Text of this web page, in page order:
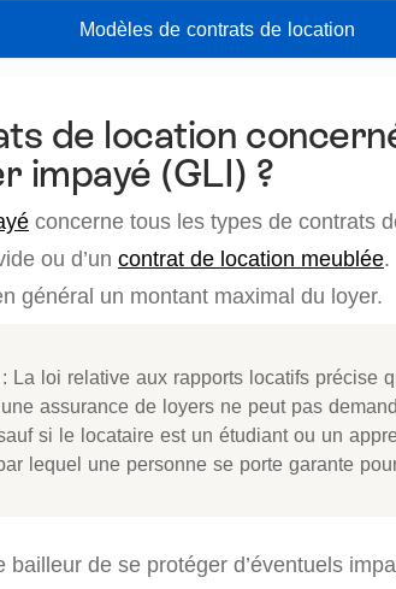
Modèles de contrats de location
de location
impayé (GLI) ?
concerne tous les types de contrats
ou d’un contrat de location meublée.
général un montant maximal du loyer.
: La loi relative aux rapports locatifs précise
assurance de loyers ne peut pas
si le locataire est un étudiant ou un
lequel une personne se porte garante
bailleur de se protéger d’éventuels